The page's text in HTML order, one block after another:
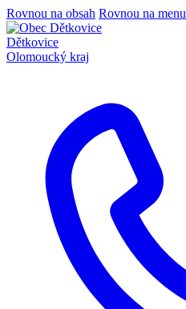
Rovnou na obsah Rovnou na menu
Dětkovice
Olomoucký kraj